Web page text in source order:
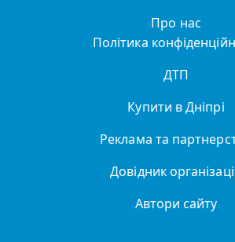
Про нас
Політика
ДТП
Купити в Дніпрі
Реклама та
Довідник
Автори сайту